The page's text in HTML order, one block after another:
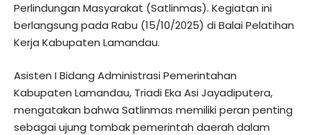
Perlindungan Masyarakat (Satlinmas). Kegiatan ini
berlangsung pada Rabu (15/10/2025) di Balai Pelatihan
Kerja Kabupaten Lamandau.
Asisten I Bidang Administrasi Pemerintahan
Kabupaten Lamandau, Triadi Eka Asi Jayadiputera,
mengatakan bahwa Satlinmas memiliki peran penting
sebagai ujung tombak pemerintah daerah dalam